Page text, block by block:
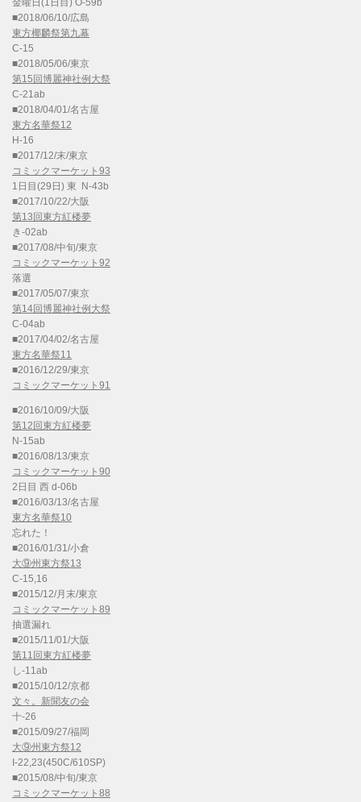
金曜日(1日目) O-59b
■2018/06/10/広島
東方椰麟祭第九幕
C-15
■2018/05/06/東京
第15回博麗神社例大祭
C-21ab
■2018/04/01/名古屋
東方名華祭12
H-16
■2017/12/末/東京
コミックマーケット93
1日目(29日) 東 N-43b
■2017/10/22/大阪
第13回東方紅楼夢
き-02ab
■2017/08/中旬/東京
コミックマーケット92
落選
■2017/05/07/東京
第14回博麗神社例大祭
C-04ab
■2017/04/02/名古屋
東方名華祭11
■2016/12/29/東京
コミックマーケット91
■2016/10/09/大阪
第12回東方紅楼夢
N-15ab
■2016/08/13/東京
コミックマーケット90
2日目 西 d-06b
■2016/03/13/名古屋
東方名華祭10
忘れた！
■2016/01/31/小倉
大⑨州東方祭13
C-15,16
■2015/12/月末/東京
コミックマーケット89
抽選漏れ
■2015/11/01/大阪
第11回東方紅楼夢
し-11ab
■2015/10/12/京都
文々。新聞友の会
十-26
■2015/09/27/福岡
大⑨州東方祭12
I-22,23(450C/610SP)
■2015/08/中旬/東京
コミックマーケット88